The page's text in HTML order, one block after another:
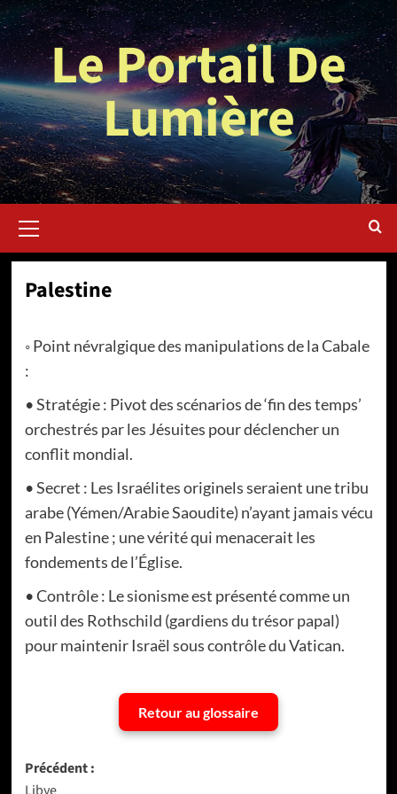
Aller
au
contenuLe Portail De
Lumière
principal
Palestine
◦ Point névralgique des manipulations de la Cabale
:
• Stratégie : Pivot des scénarios de ‘fin des temps’
orchestrés par les Jésuites pour déclencher un
conflit mondial.
• Secret : Les Israélites originels seraient une tribu
arabe (Yémen/Arabie Saoudite) n’ayant jamais vécu
en Palestine ; une vérité qui menacerait les
fondements de l’Église.
• Contrôle : Le sionisme est présenté comme un
outil des Rothschild (gardiens du trésor papal)
pour maintenir Israël sous contrôle du Vatican.
Retour au glossaire
Navigation
Précédent :